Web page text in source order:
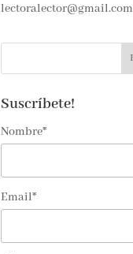
lectoralector@gmail.com
Suscríbete!
Nombre*
Email*